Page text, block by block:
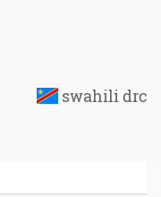
swahili drc